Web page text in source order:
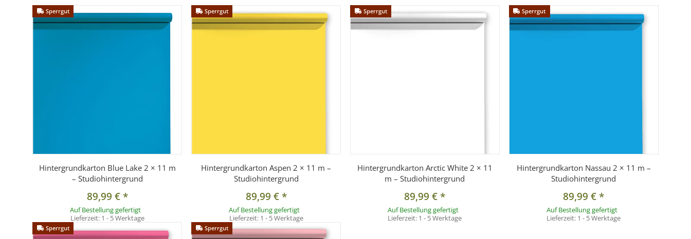
Sperrgut
Hintergrundkarton Blue Lake 2 × 11 m
– Studiohintergrund
89,99 €*
Auf Bestellung gefertigt
Lieferzeit: 1 - 5 Werktage
Sperrgut
Hintergrundkarton Aspen 2 × 11 m –
Studiohintergrund
89,99 €*
Auf Bestellung gefertigt
Lieferzeit: 1 - 5 Werktage
Sperrgut
Hintergrundkarton Arctic White 2 × 11
m – Studiohintergrund
89,99 €*
Auf Bestellung gefertigt
Lieferzeit: 1 - 5 Werktage
Sperrgut
Hintergrundkarton Nassau 2 × 11 m –
Studiohintergrund
89,99 €*
Auf Bestellung gefertigt
Lieferzeit: 1 - 5 Werktage
Sperrgut Sperrgut